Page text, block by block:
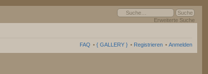
Erweiterte Suche
FAQ • { GALLERY } • Registrieren • Anmelden